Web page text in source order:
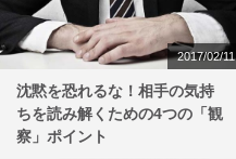
2017/02/11
沈黙を恐れるな！相手の気持
ちを読み解くための4つの「観
察」ポイント